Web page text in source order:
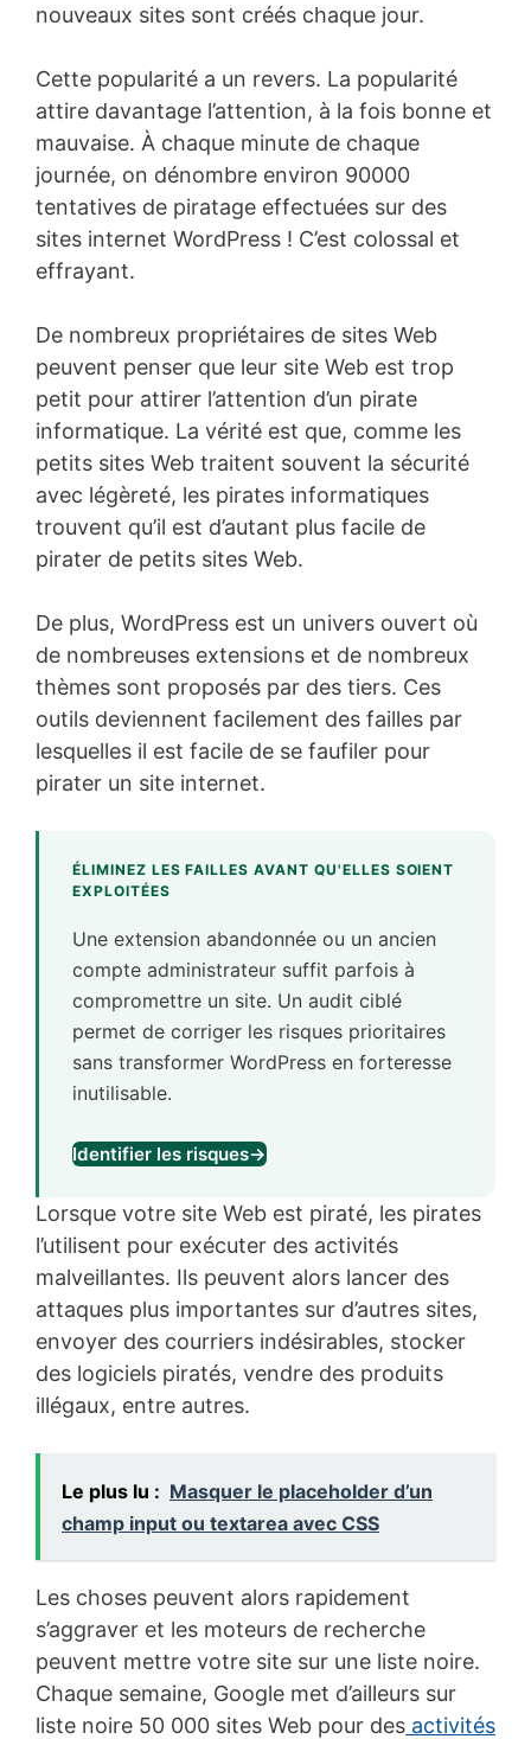
nouveaux sites sont créés chaque jour.
Cette popularité a un revers. La popularité
attire davantage l’attention, à la fois bonne et
mauvaise. À chaque minute de chaque
journée, on dénombre environ 90000
tentatives de piratage effectuées sur des
sites internet WordPress ! C’est colossal et
effrayant.
De nombreux propriétaires de sites Web
peuvent penser que leur site Web est trop
petit pour attirer l’attention d’un pirate
informatique. La vérité est que, comme les
petits sites Web traitent souvent la sécurité
avec légèreté, les pirates informatiques
trouvent qu’il est d’autant plus facile de
pirater de petits sites Web.
De plus, WordPress est un univers ouvert où
de nombreuses extensions et de nombreux
thèmes sont proposés par des tiers. Ces
outils deviennent facilement des failles par
lesquelles il est facile de se faufiler pour
pirater un site internet.
ÉLIMINEZ LES FAILLES AVANT QU'ELLES SOIENT
EXPLOITÉES
Une extension abandonnée ou un ancien
compte administrateur suffit parfois à
compromettre un site. Un audit ciblé
permet de corriger les risques prioritaires
sans transformer WordPress en forteresse
inutilisable.
Identifier les risques→
Lorsque votre site Web est piraté, les pirates
l’utilisent pour exécuter des activités
malveillantes. Ils peuvent alors lancer des
attaques plus importantes sur d’autres sites,
envoyer des courriers indésirables, stocker
des logiciels piratés, vendre des produits
illégaux, entre autres.
Le plus lu : Masquer le placeholder d’un
champ input ou textarea avec CSS
Les choses peuvent alors rapidement
s’aggraver et les moteurs de recherche
peuvent mettre votre site sur une liste noire.
Chaque semaine, Google met d’ailleurs sur
liste noire 50 000 sites Web pour des activités